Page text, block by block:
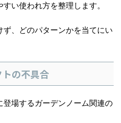
い使われ方を整理します。
、どのパターンかを当てにい
の不具合
場するガーデンノーム関連の